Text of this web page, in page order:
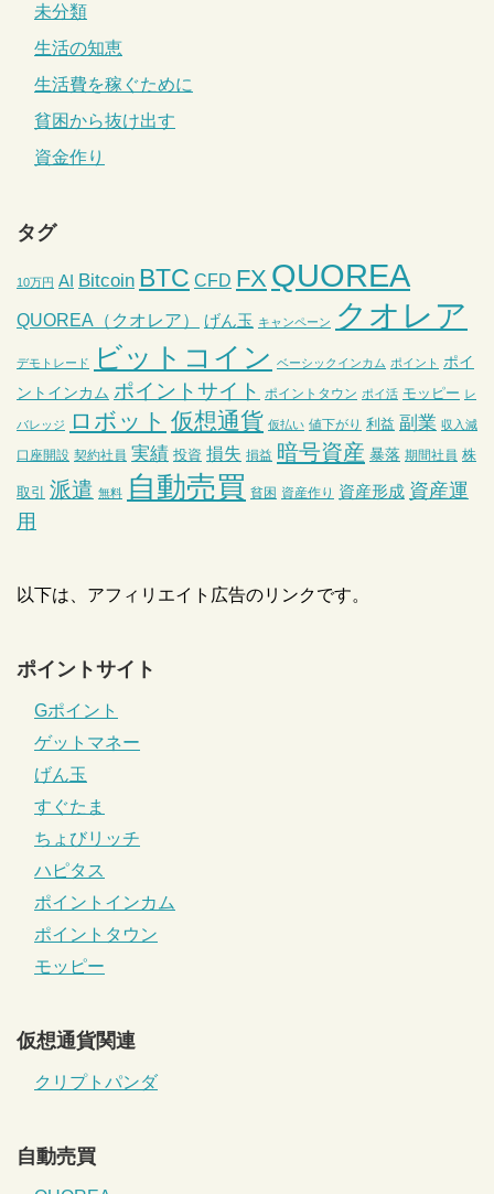
未分類
生活の知恵
生活費を稼ぐために
貧困から抜け出す
資金作り
タグ
10万円 AI Bitcoin BTC CFD FX QUOREA
QUOREA（クオレア） げん玉 キャンペーン クオレア
デモトレード ビットコイン ベーシックインカム ポイント ポイ
ントインカム ポイントサイト ポイントタウン ポイ活 モッピー レ
バレッジ ロボット 仮想通貨 仮払い 値下がり 利益 副業 収入減
口座開設 契約社員 実績 投資 損失 損益 暗号資産 暴落 期間社員 株
取引 派遣 無料 自動売買 貧困 資産作り 資産形成 資産運
用
以下は、アフィリエイト広告のリンクです。
ポイントサイト
Gポイント
ゲットマネー
げん玉
すぐたま
ちょびリッチ
ハピタス
ポイントインカム
ポイントタウン
モッピー
仮想通貨関連
クリプトパンダ
自動売買